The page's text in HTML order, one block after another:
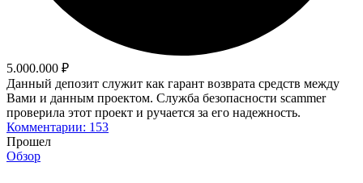
5.000.000 ₽
Данный депозит служит как гарант возврата средств между
Вами и данным проектом. Служба безопасности scammer
проверила этот проект и ручается за его надежность.
Комментарии: 153
Прошел
Обзор